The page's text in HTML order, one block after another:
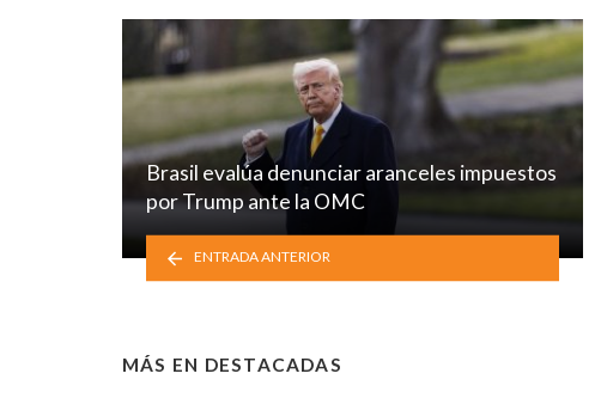
Brasil evalúa denunciar aranceles impuestos
por Trump ante la OMC
ENTRADA ANTERIOR
MÁS EN DESTACADAS